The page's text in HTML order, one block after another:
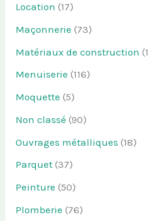
Location (17)
Maçonnerie (73)
Matériaux de construction
Menuiserie (116)
Moquette (5)
Non classé (90)
Ouvrages métalliques (18)
Parquet (37)
Peinture (50)
Plomberie (76)